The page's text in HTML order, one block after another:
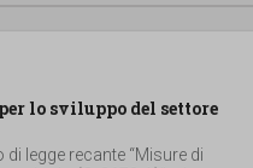
lo sviluppo del settore
legge recante “Misure di